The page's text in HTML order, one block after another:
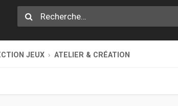
JEUX ATELIER & CRÉATION